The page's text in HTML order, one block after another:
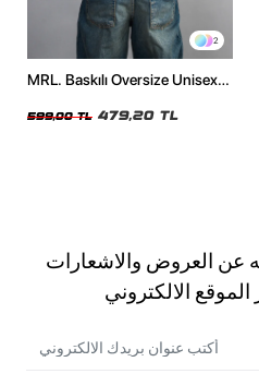
2
MRL. Baskılı Oversize Unisex
599,00 TL 479,20 TL
عن العروض والاشعارات
الالكتروني